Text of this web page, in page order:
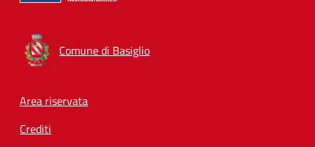
Comune di Basiglio
Footer menu
Area riservata
Crediti